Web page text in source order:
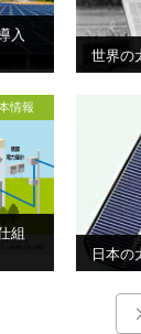
入
世界の
情報
組
日本の